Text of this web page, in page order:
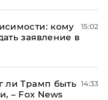
кому
заявление в
15:02
ли Трамп быть
– Fox News
14:33